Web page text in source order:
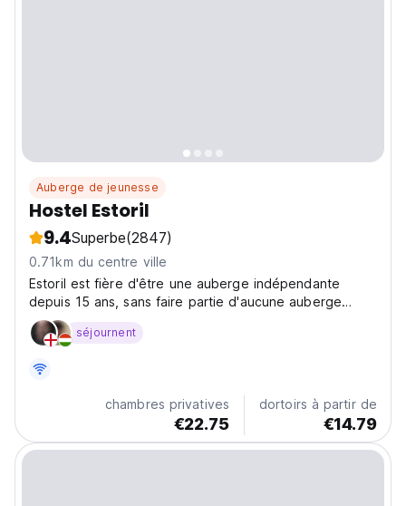
Auberge de jeunesse
Hostel Estoril
9.4Superbe(2847)
0.71km du centre ville
Estoril est fière d'être une auberge indépendante
depuis 15 ans, sans faire partie d'aucune auberge
mondiale.
séjournent
chambres privatives
€22.75
dortoirs à partir de
€14.79